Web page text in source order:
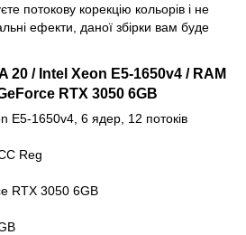
потокову корекцію кольорів і не
ефекти, даної збірки вам буде
20 / Intel Xeon E5-1650v4 / RAM
RTX 3050 6GB
E5-1650v4, 6 ядер, 12 потоків
Reg
RTX 3050 6GB